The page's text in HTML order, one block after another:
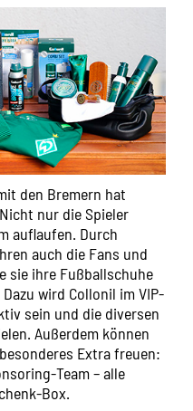
den Bremern hat
nur die Spieler
auflaufen. Durch
auch die Fans und
sie ihre Fußballschuhe
wird Collonil im VIP-
sein und die diversen
Außerdem können
Extra freuen:
Team – alle
Box.